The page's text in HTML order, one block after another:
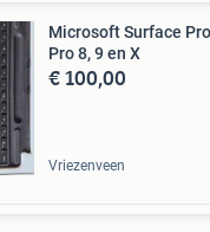
Microsoft Surface
Pro 8, 9 en X
€ 100,00
Vriezenveen